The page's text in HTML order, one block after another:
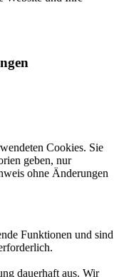
Cookies. Sie
geben, nur
ohne Änderungen
Funktionen und sind
dauerhaft aus. Wir